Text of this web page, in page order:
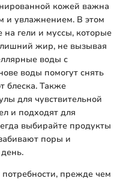
кожей важна
и увлажнением. В этом
на гели и муссы, которые
жир, не вызывая
воды с
воды помогут снять
блеска. Также
для чувствительной
и подходят для
выбирайте продукты
поры и
прежде чем